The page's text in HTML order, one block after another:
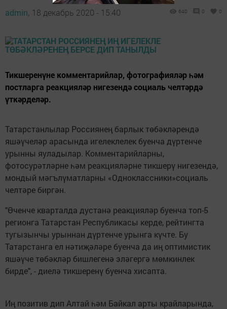
admin, 18 декабрь 2020 - 15:40 640 0 0
Тикшеренүне комментарийлар, фотографияләр һәм
постларга реакцияләр нигезендә социаль челтәрдә
үткәрделәр.
Татарстанлылар Россиянең барлык төбәкләрендә
яшәүчеләр арасында игелеклелек буенча дүртенче
урынны яуладылар. Комментарийларны,
фотосурәтләрне һәм реакцияләрне тикшерү нигезендә,
мондый мәгълүматларны «Одноклассники»социаль
челтәре биргән.
"Өченче кварталда дустанә реакцияләр буенча топ-5
регионга Татарстан Республикасы керде, рейтингта
тугызынчы урыннан дүртенче урынга күчте. Бу
Татарстанга ел нәтиҗәләре буенча да иң оптимистик
яшәүче төбәкләр бишлегенә эләгергә мөмкинлек
бирде", - диелә тикшеренү буенча хисапта.
Иң позитив дип Алтай һәм Байкал арты крайларында,